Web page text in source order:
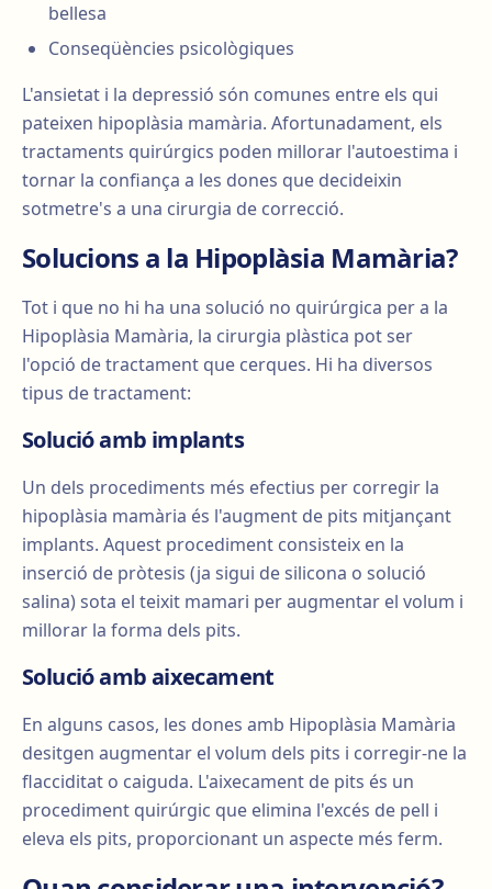
bellesa
Conseqüències psicològiques
L'ansietat i la depressió són comunes entre els qui
pateixen hipoplàsia mamària. Afortunadament, els
tractaments quirúrgics poden millorar l'autoestima i
tornar la confiança a les dones que decideixin
sotmetre's a una cirurgia de correcció.
Solucions a la Hipoplàsia Mamària?
Tot i que no hi ha una solució no quirúrgica per a la
Hipoplàsia Mamària, la cirurgia plàstica pot ser
l'opció de tractament que cerques. Hi ha diversos
tipus de tractament:
Solució amb implants
Un dels procediments més efectius per corregir la
hipoplàsia mamària és l'augment de pits mitjançant
implants. Aquest procediment consisteix en la
inserció de pròtesis (ja sigui de silicona o solució
salina) sota el teixit mamari per augmentar el volum i
millorar la forma dels pits.
Solució amb aixecament
En alguns casos, les dones amb Hipoplàsia Mamària
desitgen augmentar el volum dels pits i corregir-ne la
flacciditat o caiguda. L'aixecament de pits és un
procediment quirúrgic que elimina l'excés de pell i
eleva els pits, proporcionant un aspecte més ferm.